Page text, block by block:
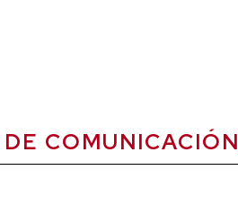
COMUNICACIÓN